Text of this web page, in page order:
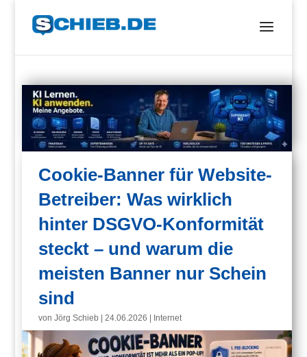
Cookie-Banner für Website-
Betreiber: Was wirklich
hinter DSGVO-Konformität
steckt – und warum die
meisten Banner nur Schein
sind
vonJörg Schieb |24.06.2026 Internet